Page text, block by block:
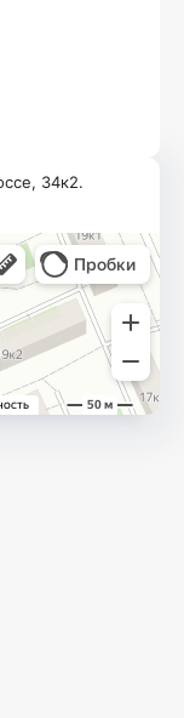
34к2.